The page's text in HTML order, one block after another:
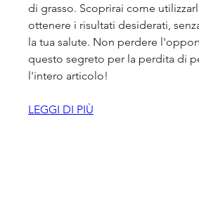
di grasso. Scoprirai come
ottenere i risultati desiderati,
la tua salute. Non perdere
questo segreto per la perdita di
l'intero articolo!
LEGGI DI PIÙ